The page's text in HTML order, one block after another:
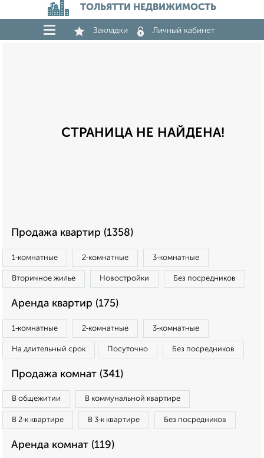
ТОЛЬЯТТИ НЕДВИЖИМОСТЬ
Закладки Личный кабинет
СТРАНИЦА НЕ НАЙДЕНА!
Продажа квартир (1358)
1‑комнатные 2‑комнатные 3‑комнатные
Вторичное жилье Новостройки Без посредников
Аренда квартир (175)
1‑комнатные 2‑комнатные 3‑комнатные
На длительный срок Посуточно Без посредников
Продажа комнат (341)
В общежитии В коммунальной квартире
В 2‑к квартире В 3‑к квартире Без посредников
Аренда комнат (119)